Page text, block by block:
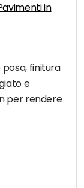
in
finitura
e
per rendere